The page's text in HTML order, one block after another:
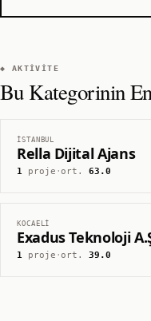
◆ AKTIVITE
Bu Kategorinin
İSTANBUL
Rella Dijital Ajans
1proje ·ort.63.0
KOCAELI
Exadus Teknoloji
1proje ·ort.39.0